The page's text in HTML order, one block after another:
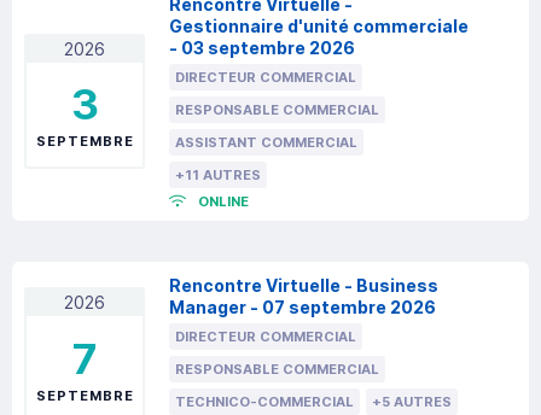
2026
3
SEPTEMBRE
Rencontre Virtuelle -
Gestionnaire d'unité commerciale
- 03 septembre 2026
DIRECTEUR COMMERCIAL
RESPONSABLE COMMERCIAL
ASSISTANT COMMERCIAL
+11 AUTRES
ONLINE
2026
7
SEPTEMBRE
Rencontre Virtuelle - Business
Manager - 07 septembre 2026
DIRECTEUR COMMERCIAL
RESPONSABLE COMMERCIAL
TECHNICO-COMMERCIAL
+5 AUTRES